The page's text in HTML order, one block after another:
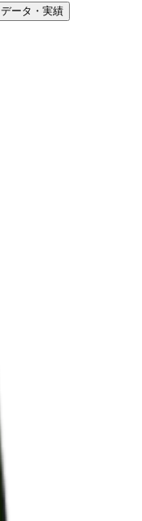
データ・実績